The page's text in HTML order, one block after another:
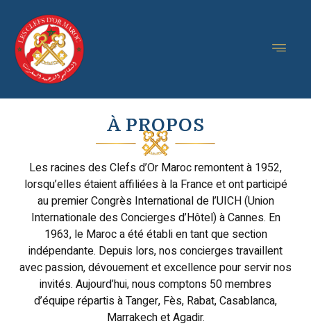
À PROPOS
Les racines des Clefs d’Or Maroc remontent à 1952,
lorsqu’elles étaient affiliées à la France et ont participé
au premier Congrès International de l’UICH (Union
Internationale des Concierges d’Hôtel) à Cannes. En
1963, le Maroc a été établi en tant que section
indépendante. Depuis lors, nos concierges travaillent
avec passion, dévouement et excellence pour servir nos
invités. Aujourd’hui, nous comptons 50 membres
d’équipe répartis à Tanger, Fès, Rabat, Casablanca,
Marrakech et Agadir.